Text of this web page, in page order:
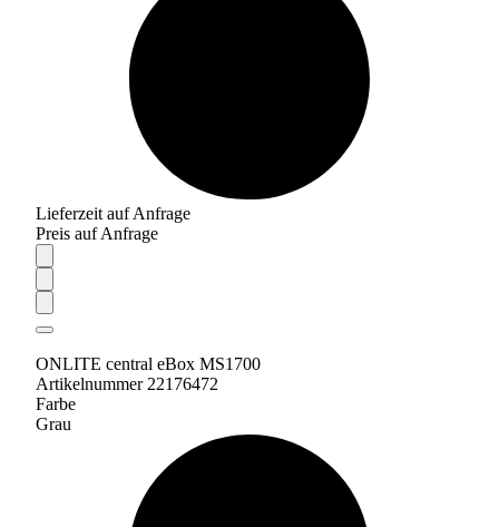
Lieferzeit auf Anfrage
Preis auf Anfrage
ONLITE central eBox MS1700
Artikelnummer 22176472
Farbe
Grau